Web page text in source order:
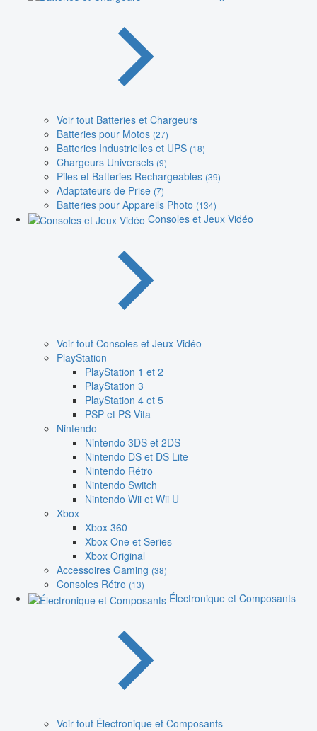
Voir tout Batteries et Chargeurs
Batteries pour Motos (27)
Batteries Industrielles et UPS (18)
Chargeurs Universels (9)
Piles et Batteries Rechargeables (39)
Adaptateurs de Prise (7)
Batteries pour Appareils Photo (134)
Consoles et Jeux Vidéo
Voir tout Consoles et Jeux Vidéo
PlayStation
PlayStation 1 et 2
PlayStation 3
PlayStation 4 et 5
PSP et PS Vita
Nintendo
Nintendo 3DS et 2DS
Nintendo DS et DS Lite
Nintendo Rétro
Nintendo Switch
Nintendo Wii et Wii U
Xbox
Xbox 360
Xbox One et Series
Xbox Original
Accessoires Gaming (38)
Consoles Rétro (13)
Électronique et Composants
Voir tout Électronique et Composants